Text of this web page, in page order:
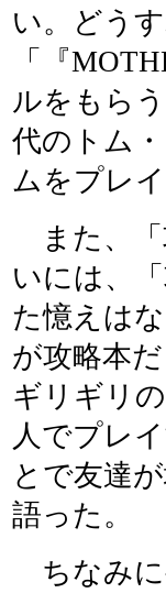
い。どう
「『
ルをもら
代のトム
ムをプレ
また、「
いには、
た憶えは
が攻略本
ギリギリ
人でプレ
とで友達
語った。
ちなみに